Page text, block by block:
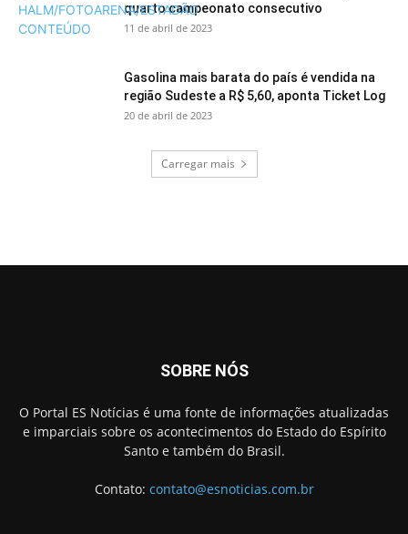
quarto campeonato consecutivo
11 de abril de 2023
Gasolina mais barata do país é vendida na
região Sudeste a R$ 5,60, aponta Ticket Log
20 de abril de 2023
Carregar mais
SOBRE NÓS
O Portal ES Notícias é uma fonte de informações atualizadas
e imparciais sobre os acontecimentos do Estado do Espírito
Santo e também do Brasil.
Contato: contato@esnoticias.com.br